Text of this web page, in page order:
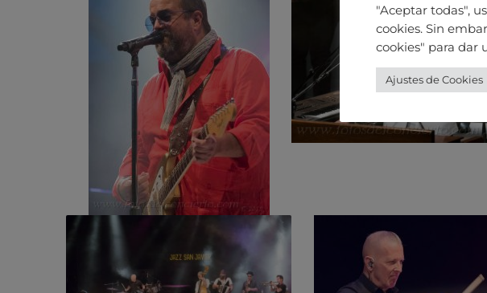
"Aceptar todas",
cookies. Sin
cookies" para dar
Ajustes de Cookies